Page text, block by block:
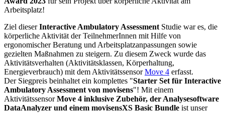
Arbeitsplatz!
Ziel dieserInteractive Ambulatory Assessment Studie war es, die
körperliche Aktivität der TeilnehmerInnen mit Hilfe von
ergonomischer Beratung und Arbeitsplatzanpassungen sowie
gezielten Maßnahmen zu steigern. Zu diesem Zweck wurde das
Aktivitätsverhalten (Aktivitätsklassen, Körperhaltung,
Energieverbrauch) mit dem AktivitätssensorMove 4 erfasst.
Der Siegpreis beinhaltet ein komplettes "Starter Set für Interactive
Ambulatory Assessment von movisens"! Mit einem
AktivitätssensorMove 4 inklusive Zubehör, der Analysesoftware
DataAnalyzer und einem movisensXS Basic Bundle ist unser